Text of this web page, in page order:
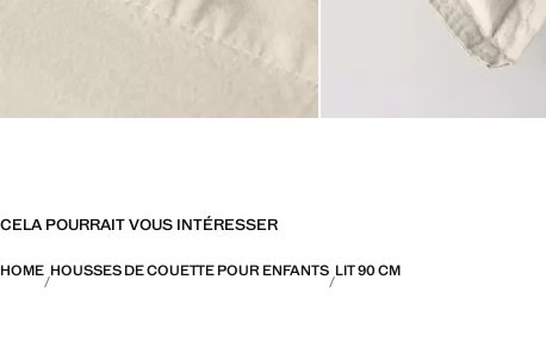
CELA POURRAIT VOUS INTÉRESSER
HOME HOUSSES DE COUETTE POUR ENFANTS LIT 90 CM